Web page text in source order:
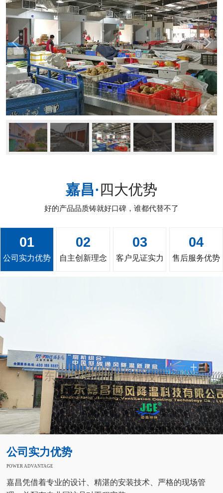
嘉昌·四大优势
好的产品品质铸就好口碑，谁都代替不了
01
公司实力优势
02
自主创新理念
03
客户见证实力
04
售后服务优势
公司实力优势
POWER ADVANTAGE
嘉昌凭借着专业的设计、精湛的安装技术、严格的现场管